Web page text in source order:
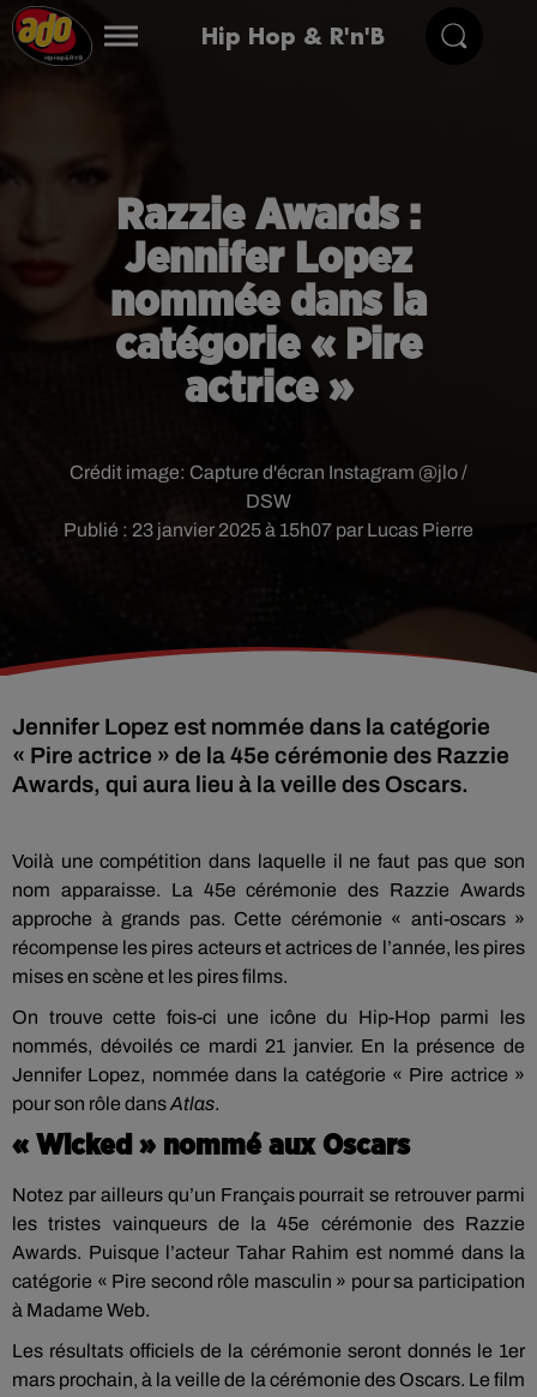
Hip Hop & R'n'B
Razzie Awards :
Jennifer Lopez
nommée dans la
catégorie « Pire
actrice »
Publié : 23 janvier 2025 à 15h07 par Lucas Pierre
Crédit image: Capture d'écran Instagram @jlo /
DSW
Jennifer Lopez est nommée dans la catégorie
« Pire actrice » de la 45e cérémonie des Razzie
Awards, qui aura lieu à la veille des Oscars.
Voilà une compétition dans laquelle il ne faut pas que son
nom apparaisse. La 45e cérémonie des Razzie Awards
approche à grands pas. Cette cérémonie « anti-oscars »
récompense les pires acteurs et actrices de l’année, les pires
mises en scène et les pires films.
On trouve cette fois-ci une icône du Hip-Hop parmi les
nommés, dévoilés ce mardi 21 janvier. En la présence de
Jennifer Lopez, nommée dans la catégorie « Pire actrice »
pour son rôle dansAtlas.
« Wicked » nommé aux Oscars
Notez par ailleurs qu’un Français pourrait se retrouver parmi
les tristes vainqueurs de la 45e cérémonie des Razzie
Awards. Puisque l’acteur Tahar Rahim est nommé dans la
catégorie « Pire second rôle masculin » pour sa participation
à Madame Web.
Les résultats officiels de la cérémonie seront donnés le 1er
mars prochain, à la veille de la cérémonie des Oscars. Le film